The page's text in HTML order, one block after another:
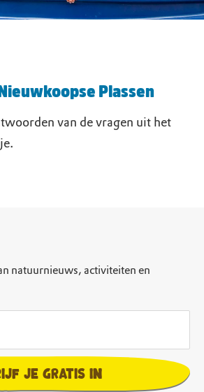
Plassen
van de vragen uit het
natuurnieuws, activiteiten en
je gratis in